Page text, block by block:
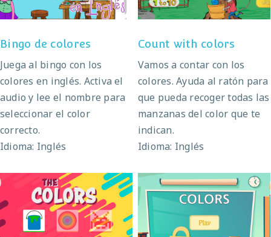
Bingo de colores
Juega al bingo con los
colores en inglés. Activa el
audio y lee el nombre para
seleccionar el color
correcto.
Idioma: Inglés
Count with colors
Vamos a contar con los
colores. Ayuda al ratón para
que pueda recoger todas las
manzanas del color que te
indican.
Idioma: Inglés
The colors Colors